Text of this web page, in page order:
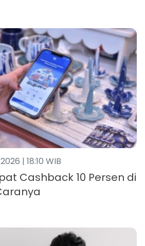
| 18:10 WIB
Cashback 10 Persen di